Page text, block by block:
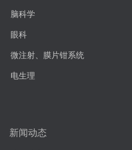
脑科学
眼科
微注射、膜片钳系统
电生理
新闻动态